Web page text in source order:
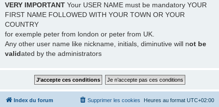
VERY IMPORTANT Your USER NAME must be mandatory YOUR
FIRST NAME FOLLOWED WITH YOUR TOWN OR YOUR
COUNTRY
for exemple peter from london or peter from UK.
Any other user name like nickname, initials, diminutive will not be
validated by the administrators
Index du forum Heures au format UTC+02:00
Supprimer les cookies